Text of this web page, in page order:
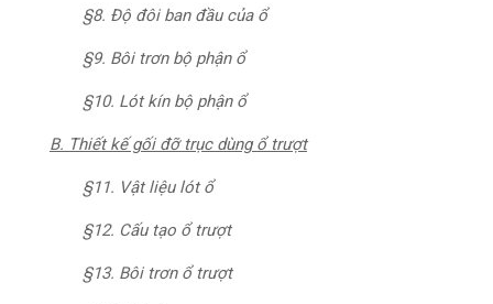
§8. Độ đôi ban đầu của ổ
§9. Bôi trơn bộ phận ổ
§10. Lót kín bộ phận ổ
B. Thiết kế gối đỡ trục dùng ổ trượt
§11. Vật liệu lót ổ
§12. Cấu tạo ổ trượt
§13. Bôi trơn ổ trượt